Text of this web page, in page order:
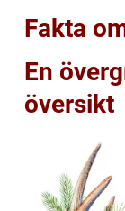
Fakta
En
översikt